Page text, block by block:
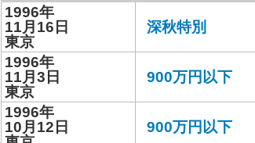
1996年
11月16日
東京
深秋特別
1996年
11月3日
東京
900万円以下
1996年
10月12日
900万円以下